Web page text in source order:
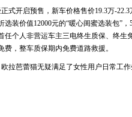
式开启预售，新车价格售价19.3万-
装价值12000元的“暖心闺蜜选装包”
任个人非营运车主三电终生质保、终
，整车质保期内免费道路救援。
拉芭蕾猫无疑满足了女性用户日常工